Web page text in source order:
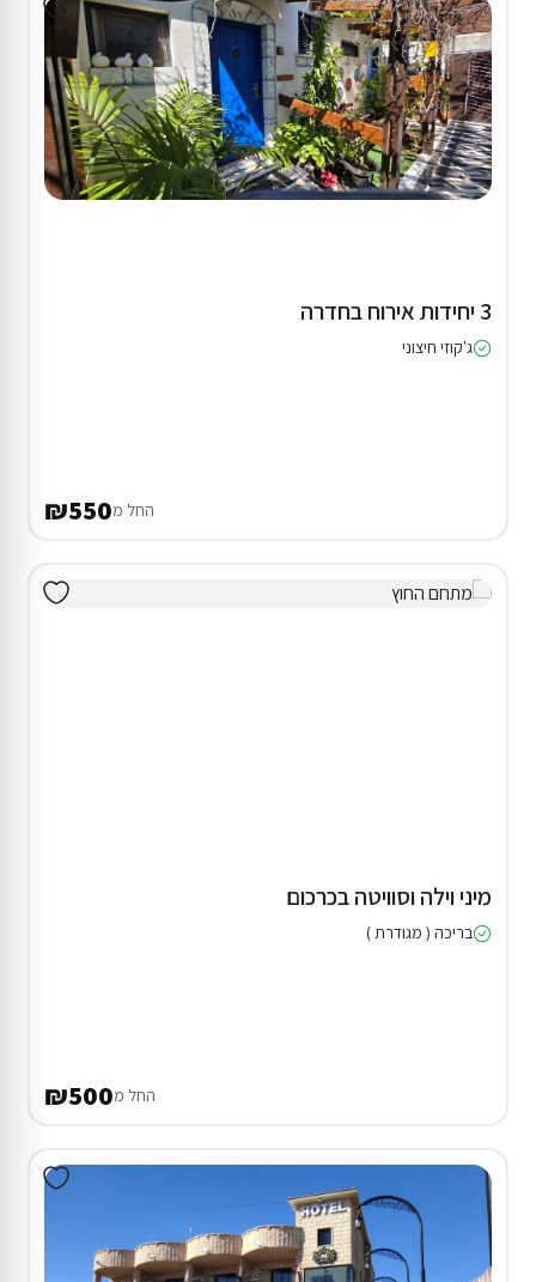
3 יחידות אירוח בחדרה
ג'קוזי חיצוני
החל מ₪550
מיני וילה וסוויטה בכרכום
בריכה ( מגודרת )
החל מ₪500